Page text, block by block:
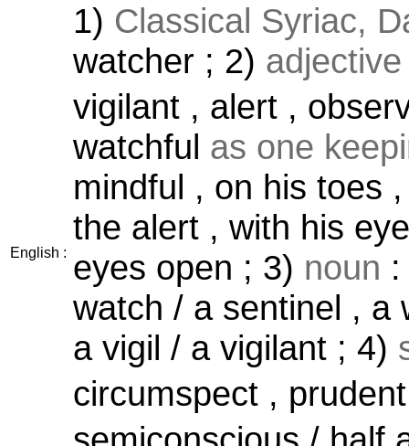
English :
1) Classical Syriac,
watcher ; 2)
vigilant , alert ,
watchful as one
mindful , on his toes
the alert , with his
eyes open ; 3) noun
watch / a sentinel , a
a vigil / a vigilant ; 4)
circumspect ,